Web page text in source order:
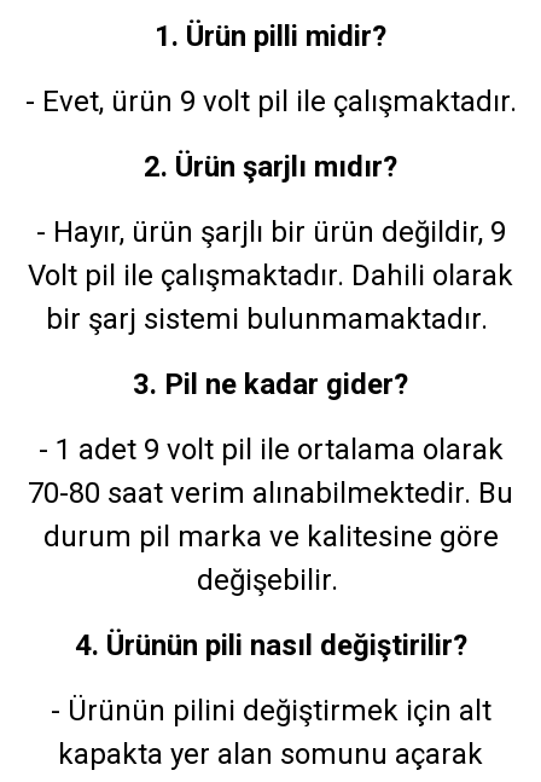
1. Ürün pilli midir?
- Evet, ürün 9 volt pil ile çalışmaktadır.
2. Ürün şarjlı mıdır?
- Hayır, ürün şarjlı bir ürün değildir, 9
Volt pil ile çalışmaktadır. Dahili olarak
bir şarj sistemi bulunmamaktadır.
3. Pil ne kadar gider?
- 1 adet 9 volt pil ile ortalama olarak
70-80 saat verim alınabilmektedir. Bu
durum pil marka ve kalitesine göre
değişebilir.
4. Ürünün pili nasıl değiştirilir?
- Ürünün pilini değiştirmek için alt
kapakta yer alan somunu açarak